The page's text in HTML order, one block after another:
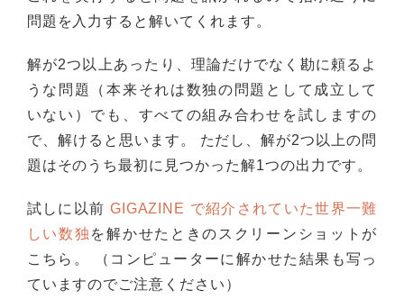
問題を入力すると解いてくれます。
解が2つ以上あったり、理論だけでなく勘に頼るよ
うな問題（本来それは数独の問題として成立して
いない）でも、すべての組み合わせを試しますの
で、解けると思います。 ただし、解が2つ以上の問
題はそのうち最初に見つかった解1つの出力です。
試しに以前 GIGAZINE で紹介されていた世界一難
しい数独 を解かせたときのスクリーンショットが
こちら。 （コンピューターに解かせた結果も写っ
ていますのでご注意ください）